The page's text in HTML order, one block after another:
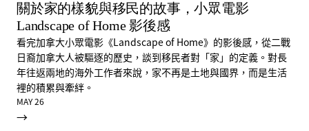
關於家的樣貌與移民的故事，小眾電影
Landscape of Home 影後感
看完加拿大小眾電影《Landscape of Home》的影後感，從二戰
日裔加拿大人被驅逐的歷史，談到移民者對「家」的定義。對長
年往返兩地的海外工作者來說，家不再是土地與國界，而是生活
裡的積累與牽絆。
MAY 26
→